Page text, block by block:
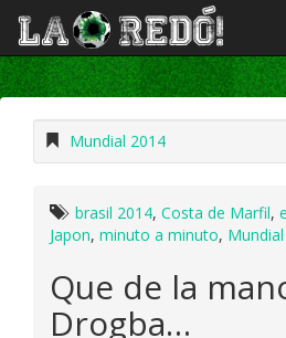
Mundial 2014
brasil 2014, Costa de Marfil,
Japon, minuto a minuto,
Que de la
Drogba…